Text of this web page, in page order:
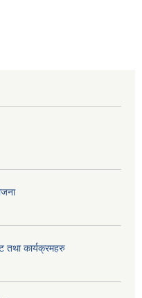
तथा कार्यक्रमहरु